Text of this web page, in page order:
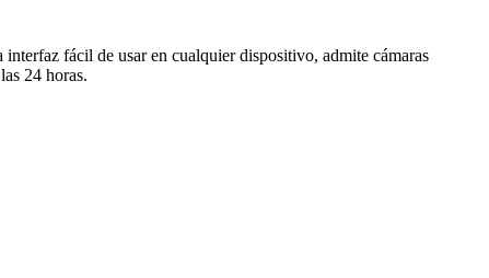
fácil de usar en cualquier dispositivo, admite cámaras
24 horas.